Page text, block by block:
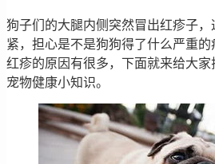
狗子们的大腿内侧突然冒出红疹子
紧，担心是不是狗狗得了什么严重
红疹的原因有很多，下面就来给大
宠物健康小知识。